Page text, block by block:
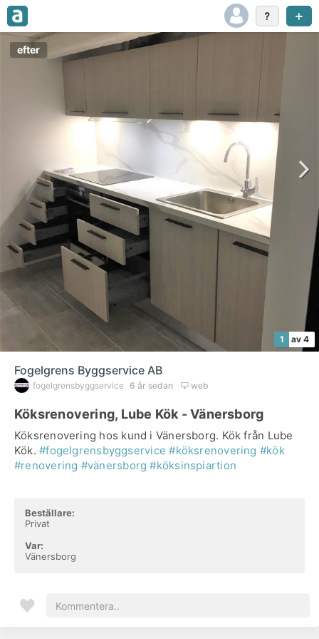
efter
1 av 4
Fogelgrens Byggservice AB
fogelgrensbyggservice 6 år sedan web
Köksrenovering, Lube Kök - Vänersborg
Köksrenovering hos kund i Vänersborg. Kök från Lube
Kök.#fogelgrensbyggservice #köksrenovering #kök
#renovering #vänersborg #köksinspiartion
Beställare:
Privat
Var:
Vänersborg